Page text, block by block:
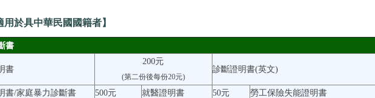
用於具中華民國國籍者】
書
書
200元
(第二份後每份20元)
診斷證明書(英文)
書/家庭暴力診斷書 500元 就醫證明書 50元 勞工保險失能證明書